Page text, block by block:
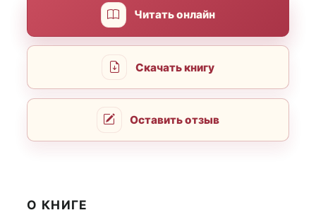
Читать онлайн
Скачать книгу
Оставить отзыв
О КНИГЕ